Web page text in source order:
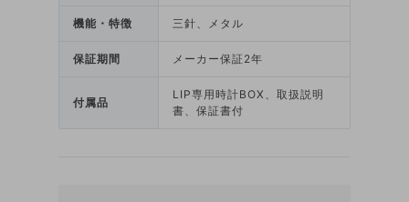
機能・特徴 三針、メタル
保証期間 メーカー保証2年
付属品
LIP専用時計BOX、取扱説明
書、保証書付